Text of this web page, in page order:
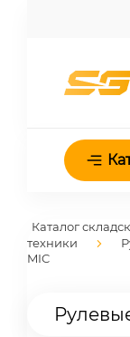
Каталог
техники
MIC